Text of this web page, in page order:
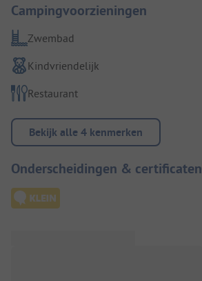
Campingvoorzieningen
Zwembad
Kindvriendelijk
Restaurant
Bekijk alle 4 kenmerken
Onderscheidingen & certificaten